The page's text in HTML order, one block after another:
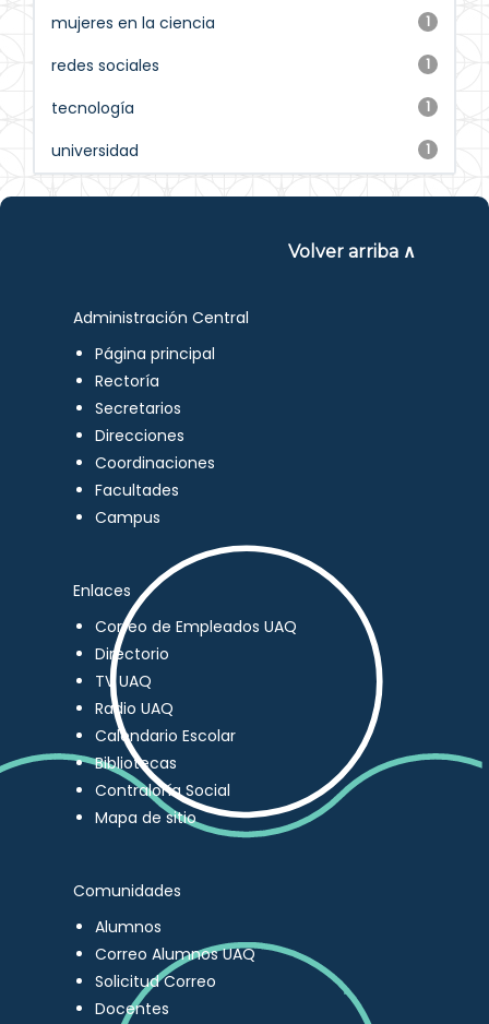
1
mujeres en la ciencia
1
redes sociales
1
tecnología
1
universidad
Volver arriba ∧
Administración Central
Página principal
Rectoría
Secretarios
Direcciones
Coordinaciones
Facultades
Campus
Enlaces
Correo de Empleados UAQ
Directorio
TV UAQ
Radio UAQ
Calendario Escolar
Bibliotecas
Contraloría Social
Mapa de sitio
Comunidades
Alumnos
Correo Alumnos UAQ
Solicitud Correo
Docentes